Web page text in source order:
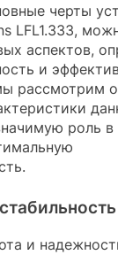
черты
LFL1.333,
аспектов,
и
рассмотрим
роль в
и